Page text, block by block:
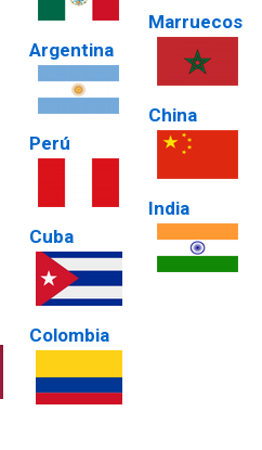
Argentina
Perú
Cuba
Colombia
Marruecos
China
India